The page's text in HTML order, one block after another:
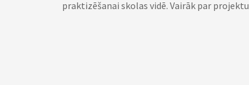
praktizēšanai skolas vidē. Vairāk par projektu